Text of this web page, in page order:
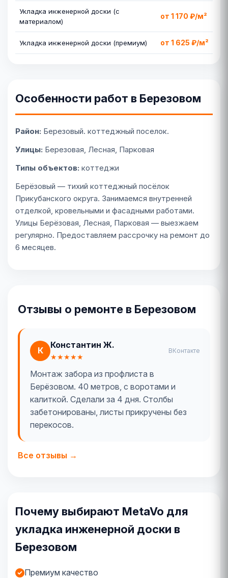
Укладка инженерной доски (с
материалом)
от 1 170 ₽/м²
Укладка инженерной доски (премиум) от 1 625 ₽/м²
Особенности работ в Березовом
Район: Березовый. коттеджный поселок.
Улицы: Березовая, Лесная, Парковая
Типы объектов: коттеджи
Берёзовый — тихий коттеджный посёлок
Прикубанского округа. Занимаемся внутренней
отделкой, кровельными и фасадными работами.
Улицы Берёзовая, Лесная, Парковая — выезжаем
регулярно. Предоставляем рассрочку на ремонт до
6 месяцев.
Отзывы о ремонте в Березовом
К
Константин Ж.
★★★★★
ВКонтакте
Монтаж забора из профлиста в
Берёзовом. 40 метров, с воротами и
калиткой. Сделали за 4 дня. Столбы
забетонированы, листы прикручены без
перекосов.
Все отзывы →
Почему выбирают MetaVo для
укладка инженерной доски в
Березовом
Премиум качество